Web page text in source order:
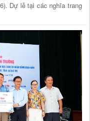
Dự lễ tại các nghĩa trang